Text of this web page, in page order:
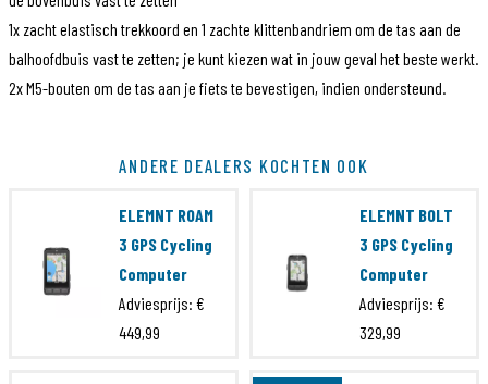
1x zacht elastisch trekkoord en 1 zachte klittenbandriem om de tas aan de
balhoofdbuis vast te zetten; je kunt kiezen wat in jouw geval het beste werkt.
2x M5-bouten om de tas aan je fiets te bevestigen, indien ondersteund.
THEPACK-06-02-01
Serie
ANDERE DEALERS KOCHTEN OOK
ELEMNT ROAM
3 GPS Cycling
Computer
Adviesprijs: €
449,99
ELEMNT BOLT
3 GPS Cycling
Computer
Adviesprijs: €
329,99